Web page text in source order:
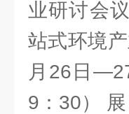
业研讨会
站式环境
月26日
9：30）